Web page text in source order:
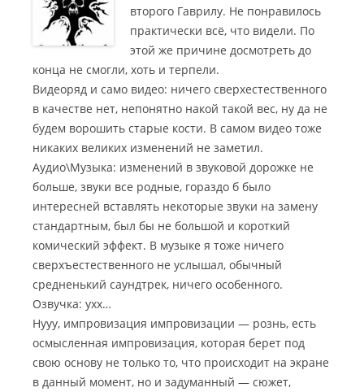
второго Гаврилу. Не понравилось
практически всё, что видели. По
этой же причине досмотреть до
конца не смогли, хоть и терпели.
Видеоряд и само видео: ничего сверхестественного
в качестве нет, непонятно накой такой вес, ну да не
будем ворошить старые кости. В самом видео тоже
никаких великих изменений не заметил.
Аудио\Музыка: изменений в звуковой дорожке не
больше, звуки все родные, гораздо б было
интересней вставлять некоторые звуки на замену
стандартным, был бы не большой и короткий
комический эффект. В музыке я тоже ничего
сверхъестественного не услышал, обычный
средненький саундтрек, ничего особенного.
Озвучка: ухх…
Нууу, импровизация импровизации — рознь, есть
осмысленная импровизация, которая берет под
свою основу не только то, что происходит на экране
в данный момент, но и задуманный — сюжет,